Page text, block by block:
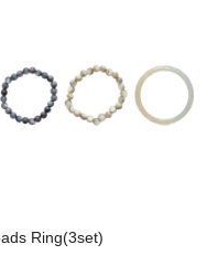
Ring(3set)